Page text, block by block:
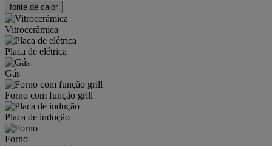
fonte de calor
Vitrocerâmica
Placa de elétrica
Gás
Forno com função grill
Placa de indução
Forno